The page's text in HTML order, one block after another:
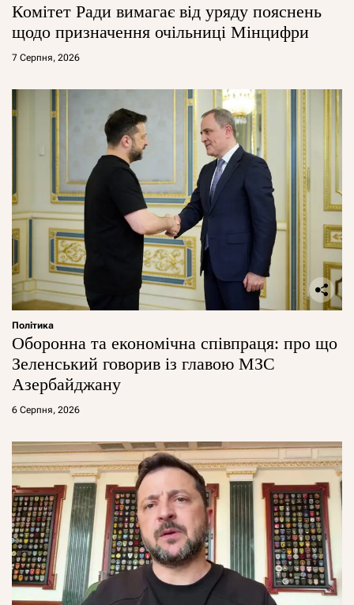
Комітет Ради вимагає від уряду пояснень
щодо призначення очільниці Мінцифри
7 Серпня, 2026
Політика
Оборонна та економічна співпраця: про що
Зеленський говорив із главою МЗС
Азербайджану
6 Серпня, 2026